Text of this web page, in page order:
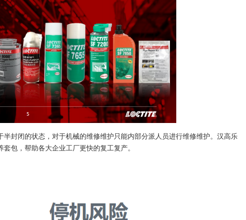
封闭的状态，对于机械的维修维护只能内部分派人员进行维修维护。汉高乐
包，帮助各大企业工厂更快的复工复产。